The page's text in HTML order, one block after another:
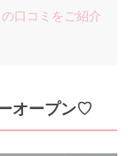
口コミをご紹介
オープン♡